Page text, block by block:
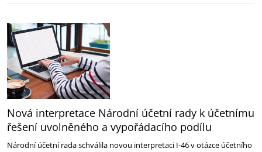
Nová interpretace Národní účetní rady k účetnímu
řešení uvolněného a vypořádacího podílu
Národní účetní rada schválila novou interpretaci I-46 v otázce účetního